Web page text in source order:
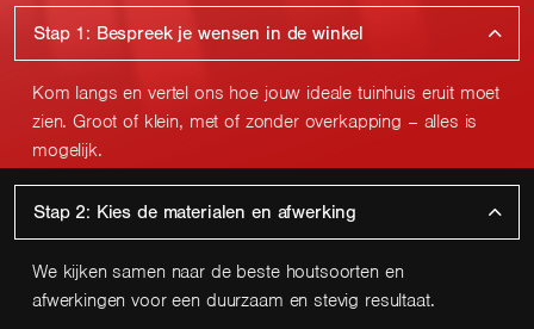
Stap 1: Bespreek je wensen in de winkel
Kom langs en vertel ons hoe jouw ideale tuinhuis eruit moet
zien. Groot of klein, met of zonder overkapping – alles is
mogelijk.
Stap 2: Kies de materialen en afwerking
We kijken samen naar de beste houtsoorten en
afwerkingen voor een duurzaam en stevig resultaat.